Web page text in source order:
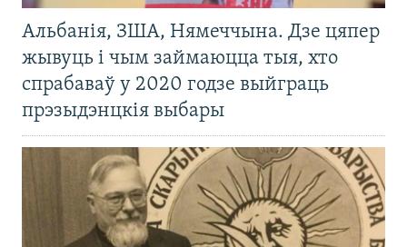
Альбанія, ЗША, Нямеччына. Дзе цяпер
жывуць і чым займаюцца тыя, хто
спрабаваў у 2020 годзе выйграць
прэзыдэнцкія выбары